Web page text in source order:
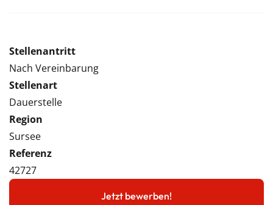
Stellenantritt
Nach Vereinbarung
Stellenart
Dauerstelle
Region
Sursee
Referenz
42727
Jetzt bewerben!